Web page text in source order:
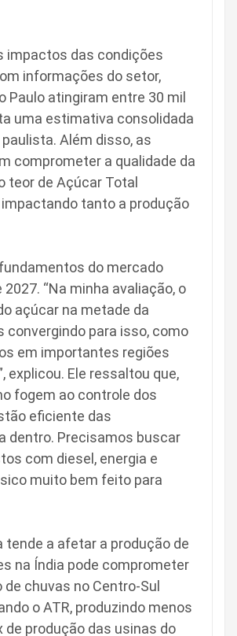
impactos das condições
informações do setor,
atingiram entre 30 mil
uma estimativa consolidada
Além disso, as
comprometer a qualidade da
teor de Açúcar Total
tanto a produção
do mercado
“Na minha avaliação, o
açúcar na metade da
para isso, como
em importantes regiões
explicou. Ele ressaltou que,
fogem ao controle dos
eficiente das
dentro. Precisamos buscar
com diesel, energia e
muito bem feito para
tende a afetar a produção de
na Índia pode comprometer
chuvas no Centro-Sul
o ATR, produzindo menos
produção das usinas do